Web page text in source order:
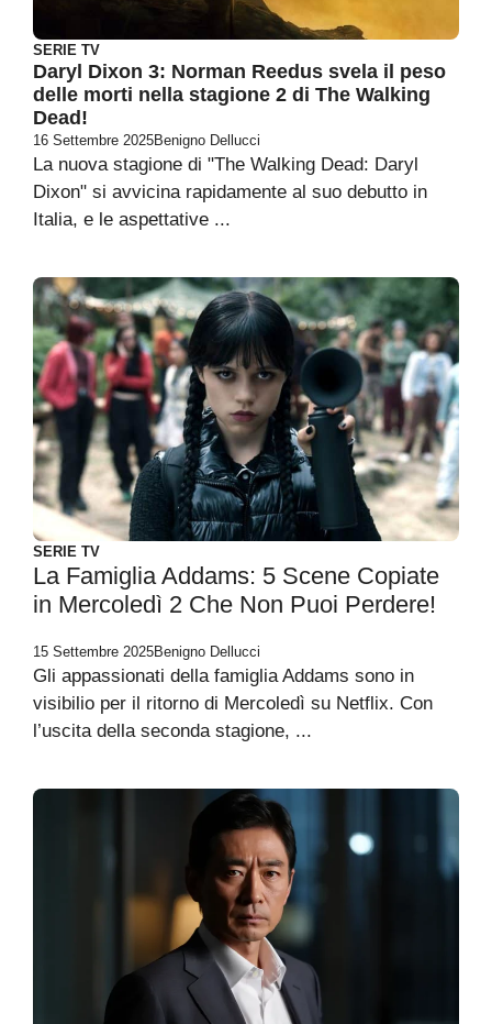
SERIE TV
Daryl Dixon 3: Norman Reedus svela il peso
delle morti nella stagione 2 di The Walking
Dead!
16 Settembre 2025Benigno Dellucci
La nuova stagione di "The Walking Dead: Daryl
Dixon" si avvicina rapidamente al suo debutto in
Italia, e le aspettative ...
SERIE TV
La Famiglia Addams: 5 Scene Copiate
in Mercoledì 2 Che Non Puoi Perdere!
15 Settembre 2025Benigno Dellucci
Gli appassionati della famiglia Addams sono in
visibilio per il ritorno di Mercoledì su Netflix. Con
l’uscita della seconda stagione, ...